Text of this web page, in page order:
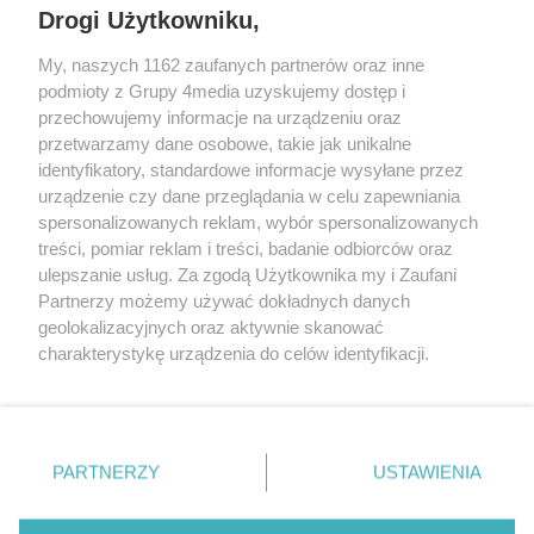
Redakcja Reklama Prywatność
Praca Łódź
the:protocol
Facebook.com
Youtube.com
Drogi Użytkowniku,
My, naszych 1162 zaufanych partnerów oraz inne
podmioty z Grupy 4media uzyskujemy dostęp i
przechowujemy informacje na urządzeniu oraz
przetwarzamy dane osobowe, takie jak unikalne
identyfikatory, standardowe informacje wysyłane przez
urządzenie czy dane przeglądania w celu zapewniania
spersonalizowanych reklam, wybór spersonalizowanych
treści, pomiar reklam i treści, badanie odbiorców oraz
ulepszanie usług. Za zgodą Użytkownika my i Zaufani
Partnerzy możemy używać dokładnych danych
geolokalizacyjnych oraz aktywnie skanować
charakterystykę urządzenia do celów identyfikacji.
zmienić/wycofać klikając przycisk ustawień prywatności
znajdujący się w lewym dolnym rogu strony
. Niektóre
PARTNERZY USTAWIENIA